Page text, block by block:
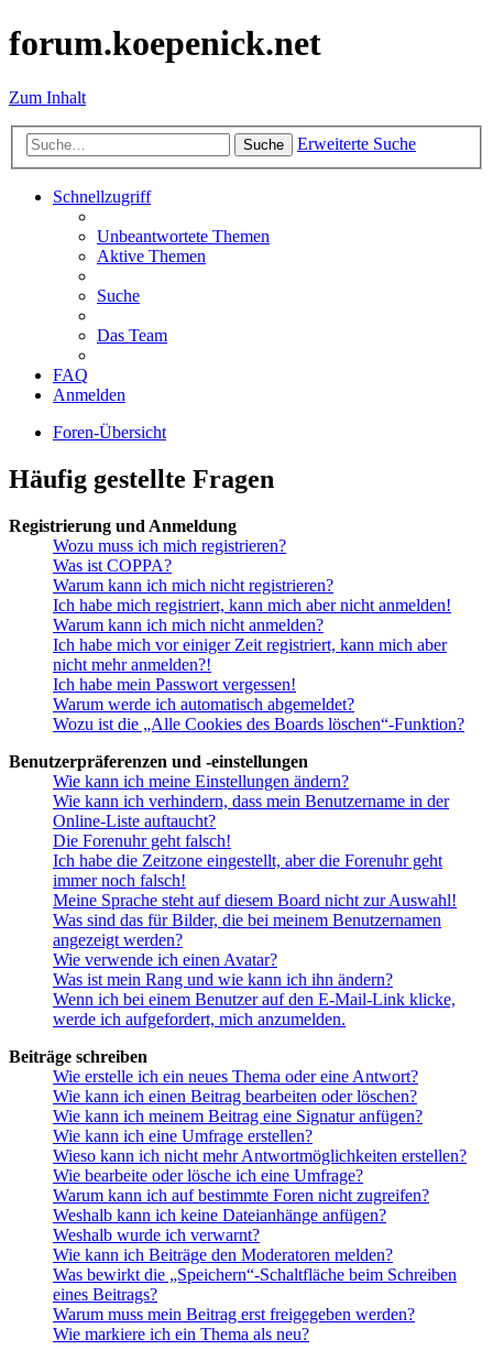
forum.koepenick.net
Zum Inhalt
Suche Erweiterte Suche
Schnellzugriff
Unbeantwortete Themen
Aktive Themen
Suche
Das Team
FAQ
Anmelden
Foren-Übersicht
Häufig gestellte Fragen
Registrierung und Anmeldung
Wozu muss ich mich registrieren?
Was ist COPPA?
Warum kann ich mich nicht registrieren?
Ich habe mich registriert, kann mich aber nicht anmelden!
Warum kann ich mich nicht anmelden?
Ich habe mich vor einiger Zeit registriert, kann mich aber
nicht mehr anmelden?!
Ich habe mein Passwort vergessen!
Warum werde ich automatisch abgemeldet?
Wozu ist die „Alle Cookies des Boards löschen“-Funktion?
Benutzerpräferenzen und -einstellungen
Wie kann ich meine Einstellungen ändern?
Wie kann ich verhindern, dass mein Benutzername in der
Online-Liste auftaucht?
Die Forenuhr geht falsch!
Ich habe die Zeitzone eingestellt, aber die Forenuhr geht
immer noch falsch!
Meine Sprache steht auf diesem Board nicht zur Auswahl!
Was sind das für Bilder, die bei meinem Benutzernamen
angezeigt werden?
Wie verwende ich einen Avatar?
Was ist mein Rang und wie kann ich ihn ändern?
Wenn ich bei einem Benutzer auf den E-Mail-Link klicke,
werde ich aufgefordert, mich anzumelden.
Beiträge schreiben
Wie erstelle ich ein neues Thema oder eine Antwort?
Wie kann ich einen Beitrag bearbeiten oder löschen?
Wie kann ich meinem Beitrag eine Signatur anfügen?
Wie kann ich eine Umfrage erstellen?
Wieso kann ich nicht mehr Antwortmöglichkeiten erstellen?
Wie bearbeite oder lösche ich eine Umfrage?
Warum kann ich auf bestimmte Foren nicht zugreifen?
Weshalb kann ich keine Dateianhänge anfügen?
Weshalb wurde ich verwarnt?
Wie kann ich Beiträge den Moderatoren melden?
Was bewirkt die „Speichern“-Schaltfläche beim Schreiben
eines Beitrags?
Warum muss mein Beitrag erst freigegeben werden?
Wie markiere ich ein Thema als neu?